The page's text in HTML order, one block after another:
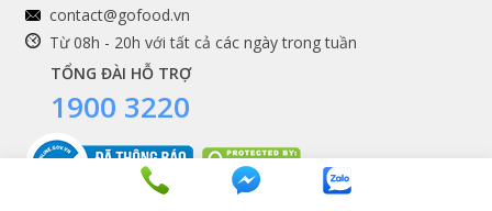
Shopee
DỊCH VỤ
Premium services
contact@gofood.vn
Từ 08h - 20h với tất cả các ngày trong tuần
TỔNG ĐÀI HỖ TRỢ
1900 3220